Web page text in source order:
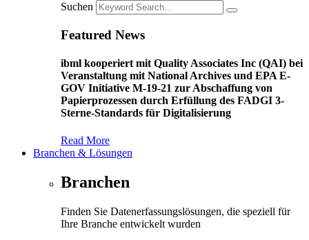
Suchen
Featured News
ibml kooperiert mit Quality Associates Inc (QAI) bei
Veranstaltung mit National Archives und EPA E-
GOV Initiative M-19-21 zur Abschaffung von
Papierprozessen durch Erfüllung des FADGI 3-
Sterne-Standards für Digitalisierung
Read More
Branchen & Lösungen
Branchen
Finden Sie Datenerfassungslösungen, die speziell für
Ihre Branche entwickelt wurden